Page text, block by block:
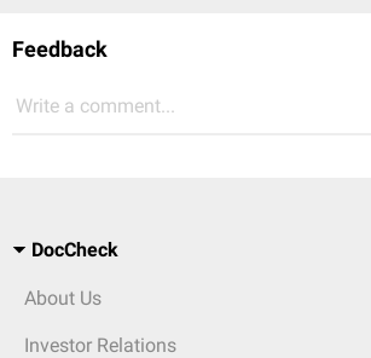
Feedback
Write a comment...
DocCheck
About Us
Investor Relations